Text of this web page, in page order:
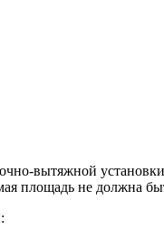
вытяжной
площадь не должна